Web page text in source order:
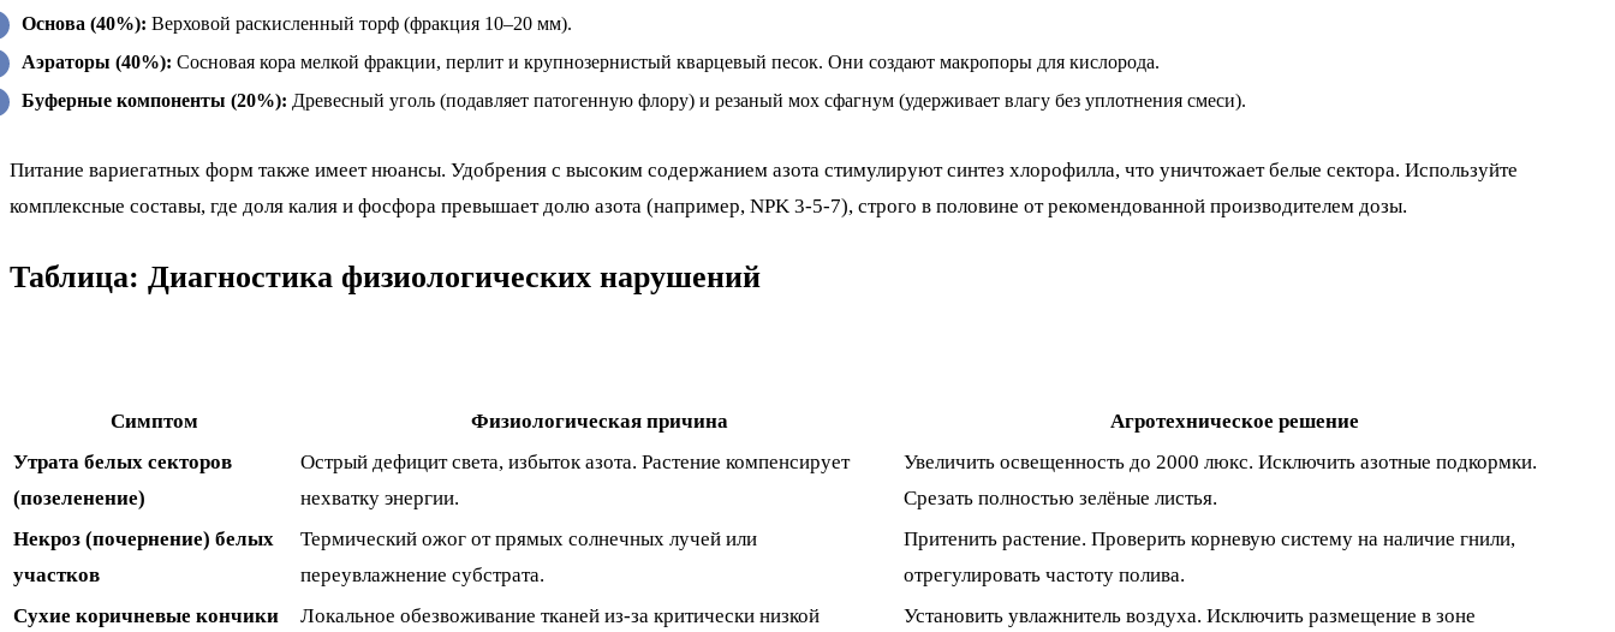
Основа (40%): Верховой раскисленный торф (фракция 10–20 мм).
Аэраторы (40%): Сосновая кора мелкой фракции, перлит и крупнозернистый кварцевый песок. Они создают макропоры для кислорода.
Буферные компоненты (20%): Древесный уголь (подавляет патогенную флору) и резаный мох сфагнум (удерживает влагу без уплотнения смеси).
Питание вариегатных форм также имеет нюансы. Удобрения с высоким содержанием азота стимулируют синтез хлорофилла, что уничтожает белые сектора. Используйте
комплексные составы, где доля калия и фосфора превышает долю азота (например, NPK 3-5-7), строго в половине от рекомендованной производителем дозы.
Таблица: Диагностика физиологических нарушений
Симптом Физиологическая причина
Агротехническое решение
Утрата белых секторов
(позеленение)
Острый дефицит света, избыток азота. Растение компенсирует
нехватку энергии.
Увеличить освещенность до 2000 люкс. Исключить азотные подкормки.
Срезать полностью зелёные листья.
Некроз (почернение) белых
участков
Термический ожог от прямых солнечных лучей или
переувлажнение субстрата.
Притенить растение. Проверить корневую систему на наличие гнили,
отрегулировать частоту полива.
Сухие коричневые кончики
Локальное обезвоживание тканей из-за критически низкой
Установить увлажнитель воздуха. Исключить размещение в зоне